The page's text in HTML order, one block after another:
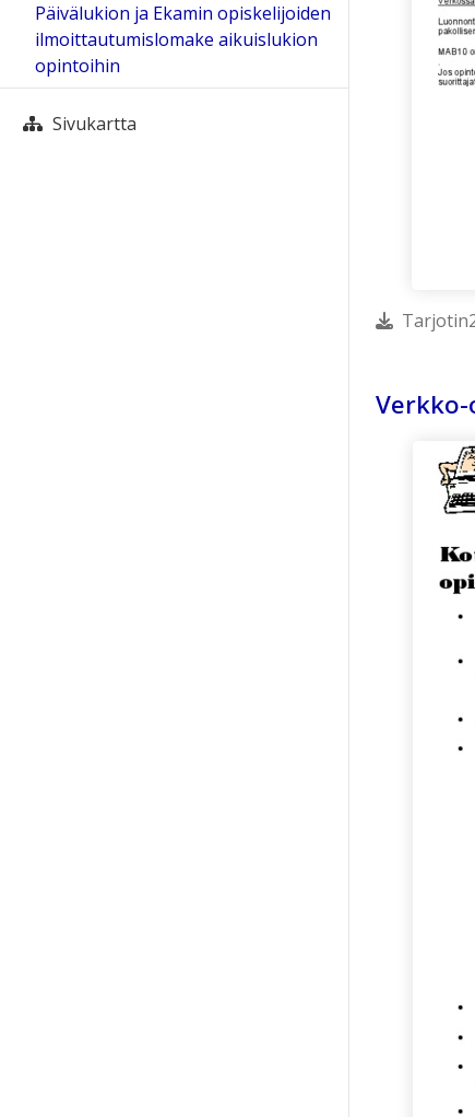
Päivälukion ja Ekamin opiskelijoiden
ilmoittautumislomake aikuislukion
opintoihin
Sivukartta